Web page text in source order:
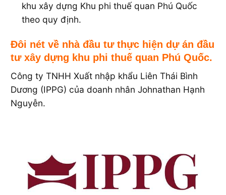
khu xây dựng Khu phi thuế quan Phú Quốc
theo quy định.
Đôi nét về nhà đầu tư thực hiện dự án đầu
tư xây dựng khu phi thuế quan Phú Quốc.
Công ty TNHH Xuất nhập khẩu Liên Thái Bình
Dương (IPPG) của doanh nhân Johnathan Hạnh
Nguyễn.